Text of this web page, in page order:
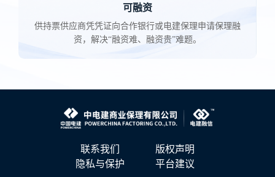
可融资
供持票供应商凭凭证向合作银行或电建保理申请保理融
资，解决“融资难、融资贵”难题。
联系我们
版权声明
隐私与保护
平台建议